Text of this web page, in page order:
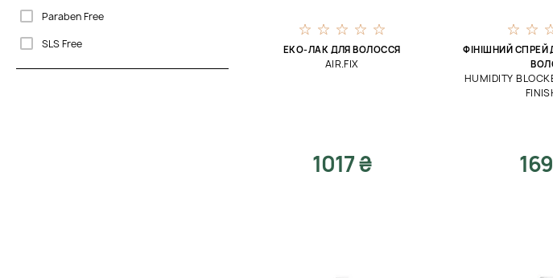
Paraben Free
SLS Free
Silicone Free
ЕКО-ЛАК ДЛЯ ВОЛОССЯ
AIR.FIX
1017 ₴
ФІНІШНИЙ СПРЕЙ
HUMIDITY